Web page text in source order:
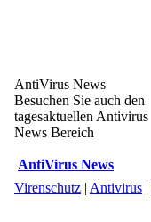
AntiVirus News
Besuchen Sie auch den
tagesaktuellen Antivirus
News Bereich
AntiVirus News
Virenschutz | Antivirus |